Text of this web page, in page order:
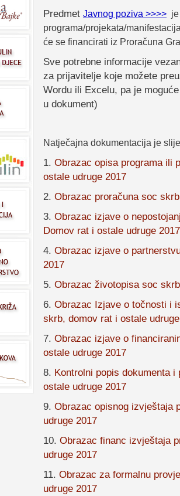
Predmet Javnog poziva >>>>
programa/projekata/
će se financirati iz Proračuna
Sve potrebne informacije
za prijavitelje koje možete
Wordu ili Excelu, pa je
u dokument)
Natječajna dokumentacija je
1. Obrazac opisa programa ili
ostale udruge 2017
2. Obrazac proračuna soc
3. Obrazac izjave o
Domov rat i ostale udruge 2017
4. Obrazac izjave o
2017
5. Obrazac životopisa soc
6. Obrazac Izjave o točnosti i
skrb, domov rat i ostale udruge
7. Obrazac izjave o
ostale udruge 2017
8. Kontrolni popis dokumenta
ostale udruge 2017
9. Obrazac opisnog izvještaja
udruge 2017
10. Obrazac financ izvještaja
udruge 2017
11. Obrazac za formalnu
udruge 2017